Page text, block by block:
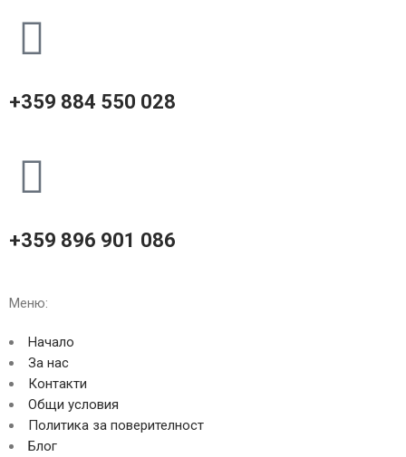
+359 884 550 028
+359 896 901 086
Меню:
Начало
За нас
Контакти
Общи условия
Политика за поверителност
Блог